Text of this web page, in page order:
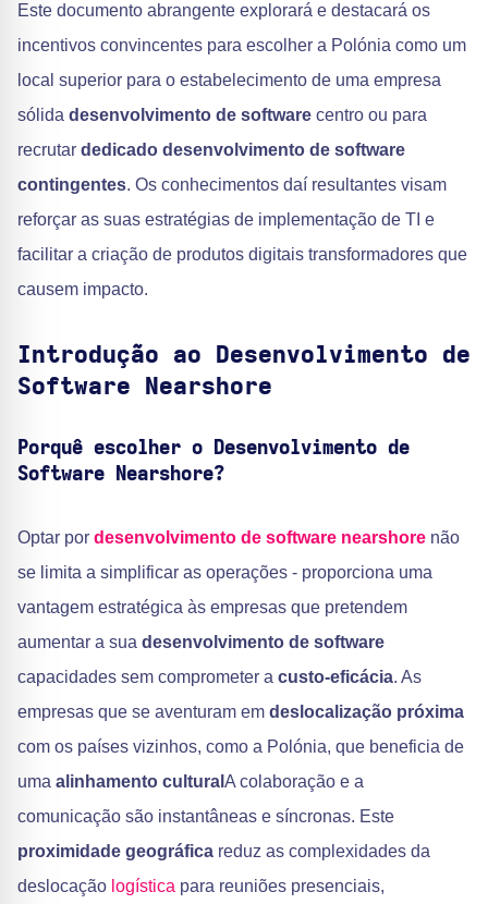
Este documento abrangente explorará e destacará os
incentivos convincentes para escolher a Polónia como um
local superior para o estabelecimento de uma empresa
sólida desenvolvimento de software centro ou para
recrutar dedicado desenvolvimento de software
contingentes. Os conhecimentos daí resultantes visam
reforçar as suas estratégias de implementação de TI e
facilitar a criação de produtos digitais transformadores que
causem impacto.
Introdução ao Desenvolvimento de
Software Nearshore
Porquê escolher o Desenvolvimento de
Software Nearshore?
Optar por desenvolvimento de software nearshore não
se limita a simplificar as operações - proporciona uma
vantagem estratégica às empresas que pretendem
aumentar a sua desenvolvimento de software
capacidades sem comprometer a custo-eficácia. As
empresas que se aventuram em deslocalização próxima
com os países vizinhos, como a Polónia, que beneficia de
uma alinhamento cultural A colaboração e a
comunicação são instantâneas e síncronas. Este
proximidade geográfica reduz as complexidades da
deslocação logística para reuniões presenciais,